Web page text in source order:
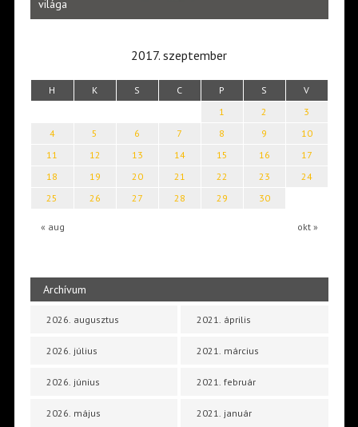
világa
2017. szeptember
H K S C P S V
« aug okt »
1 2
3
4
5 6 7 8 9
10
11
12 13 14 15 16
17
18
19 20 21 22 23
24
25
26 27 28 29 30
Archívum
2026. augusztus
2026. július
2026. június
2026. május
2021. április
2021. március
2021. február
2021. január